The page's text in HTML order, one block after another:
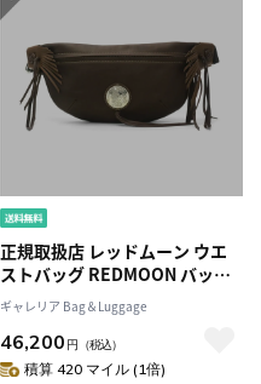
正規取扱店 レッドムーン ウエ
ストバッグ REDMOON バッグ
ボディバッグ メンズ レディー
ス レザー 本革 牛革 バイク RM-
MOS
ギャレリア Bag＆Luggage
46,200 円 （税込）
積算 420 マイル (1倍)